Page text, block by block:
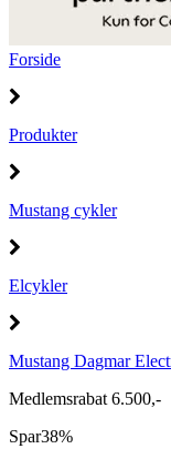
Forside
Produkter
Mustang cykler
Elcykler
Mustang Dagmar
Medlemsrabat 6.500,-
Spar38%